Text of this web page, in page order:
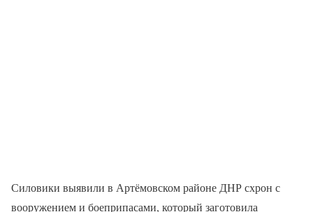
Силовики выявили в Артёмовском районе ДНР схрон с
вооружением и боеприпасами, который заготовила